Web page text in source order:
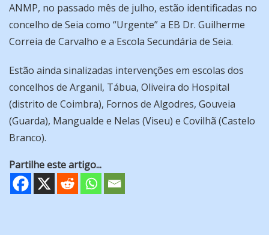
ANMP, no passado mês de julho, estão identificadas no
concelho de Seia como “Urgente” a EB Dr. Guilherme
Correia de Carvalho e a Escola Secundária de Seia.
Estão ainda sinalizadas intervenções em escolas dos
concelhos de Arganil, Tábua, Oliveira do Hospital
(distrito de Coimbra), Fornos de Algodres, Gouveia
(Guarda), Mangualde e Nelas (Viseu) e Covilhã (Castelo
Branco).
Partilhe este artigo...